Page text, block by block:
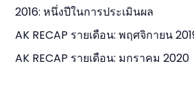
2016: หนึ่งปีในการประเมินผล
AK RECAP รายเดือน: พฤศจิกายน
AK RECAP รายเดือน: มกราคม 2020